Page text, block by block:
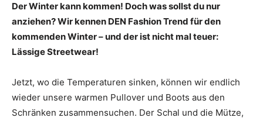
Der Winter kann kommen! Doch was sollst du nur
anziehen? Wir kennen DEN Fashion Trend für den
kommenden Winter – und der ist nicht mal teuer:
Lässige Streetwear!
Jetzt, wo die Temperaturen sinken, können wir endlich
wieder unsere warmen Pullover und Boots aus den
Schränken zusammensuchen. Der Schal und die Mütze,